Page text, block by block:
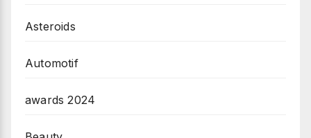
Asteroids
Automotif
awards 2024